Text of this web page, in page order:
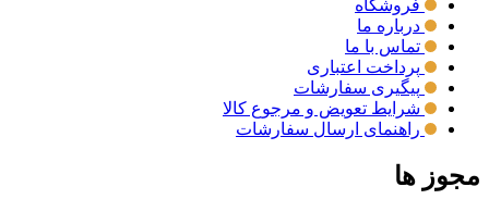
فروشگاه
درباره ما
تماس با ما
پرداخت اعتباری
پیگیری سفارشات
شرایط تعویض و مرجوع کالا
راهنمای ارسال سفارشات
مجوز ها